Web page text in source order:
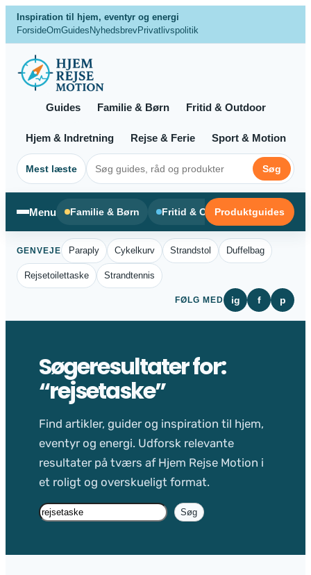
Spring
indhold
Inspiration til hjem, eventyr og energi
ForsideOmGuides NyhedsbrevPrivatlivspolitik
Guides Familie & Børn Fritid & Outdoor
Hjem & Indretning Rejse & Ferie Sport & Motion
Mest læste Søg
Menu Familie & Børn Fritid & Outdoor Hjem &
Produktguides
GENVEJE Paraply Cykelkurv Strandstol Duffelbag
Rejsetoilettaske Strandtennis
FØLG MED ig f p
Søgeresultater for:
“rejsetaske”
Find artikler, guider og inspiration til hjem,
eventyr og energi. Udforsk relevante
resultater på tværs af Hjem Rejse Motion i
et roligt og overskueligt format.
Søg
Søg